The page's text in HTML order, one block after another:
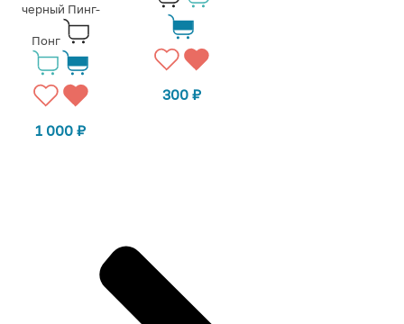
черный Пинг-
Понг
1 000₽
300 ₽